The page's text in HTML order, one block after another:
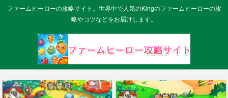
ファームヒーローの攻略サイト。世界中で人気のKingのファームヒーローの攻
略やコツなどをお届けします。